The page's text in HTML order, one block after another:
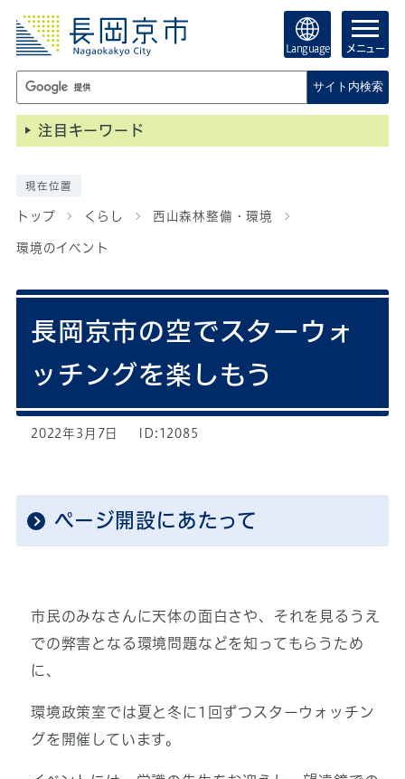
Language メニュー
サイト内検索
注目キーワード
現在位置
トップ くらし 西山森林整備・環境
環境のイベント
長岡京市の空でスターウォ
ッチングを楽しもう
2022年3月7日 ID:12085
ページ開設にあたって
市民のみなさんに天体の面白さや、それを見るうえ
での弊害となる環境問題などを知ってもらうため
に、
環境政策室では夏と冬に1回ずつスターウォッチン
グを開催しています。